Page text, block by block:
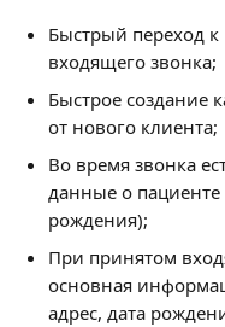
Быстрый переход к
входящего звонка;
Быстрое создание
от нового клиента;
Во время звонка
данные о
рождения);
При принятом
основная
адрес, дата